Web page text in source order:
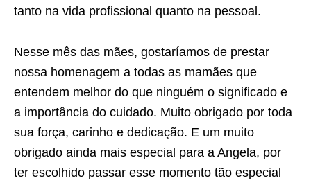
tanto na vida profissional quanto na pessoal.
Nesse mês das mães, gostaríamos de prestar
nossa homenagem a todas as mamães que
entendem melhor do que ninguém o significado e
a importância do cuidado. Muito obrigado por toda
sua força, carinho e dedicação. E um muito
obrigado ainda mais especial para a Angela, por
ter escolhido passar esse momento tão especial